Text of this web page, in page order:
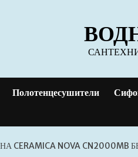
Полотенцесушители
CERAMICA NOVA